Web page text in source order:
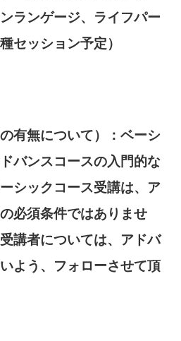
ランゲージ、ライフパー
セッション予定）
有無について）：ベーシ
バンスコースの入門的な
シックコース受講は、ア
必須条件ではありませ
講者については、アドバ
よう、フォローさせて頂